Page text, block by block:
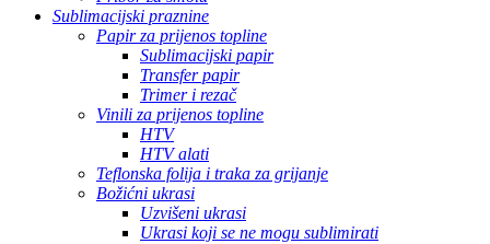
Sublimacijski praznine
Papir za prijenos topline
Sublimacijski papir
Transfer papir
Trimer i rezač
Vinili za prijenos topline
HTV
HTV alati
Teflonska folija i traka za grijanje
Božićni ukrasi
Uzvišeni ukrasi
Ukrasi koji se ne mogu sublimirati